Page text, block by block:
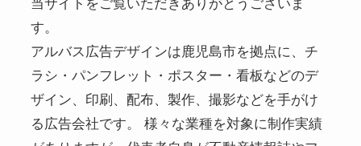
当サイトをご覧いただきありがとうございま
す。
アルバス広告デザインは鹿児島市を拠点に、チ
ラシ・パンフレット・ポスター・看板などのデ
ザイン、印刷、配布、製作、撮影などを手がけ
る広告会社です。 様々な業種を対象に制作実績